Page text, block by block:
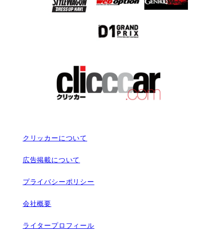
クリッカーについて
広告掲載について
プライバシーポリシー
会社概要
ライタープロフィール